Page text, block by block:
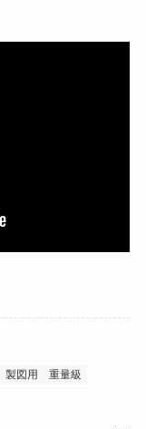
製図用
重量級